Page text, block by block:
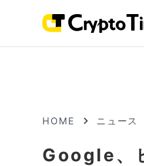
HOME ニュース
Google、